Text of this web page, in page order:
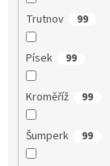
Trutnov 99
Písek 99
Kroměříž 99
Šumperk 99